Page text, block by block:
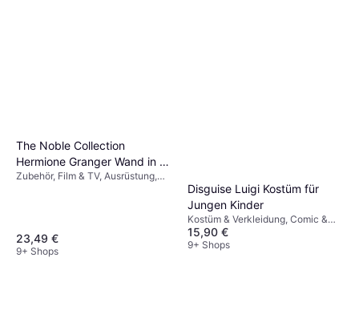
The Noble Collection
Hermione Granger Wand in a
Standard Windowed Box
Zubehör, Film & TV, Ausrüstung,
23,49 €
9+ Shops
Disguise Luigi Kostüm für
Jungen Kinder
Kostüm & Verkleidung, Comic &
Animation, Film & TV, Spiel &
Spielzeug, Sonstige Filme & TV
15,90 €
9+ Shops